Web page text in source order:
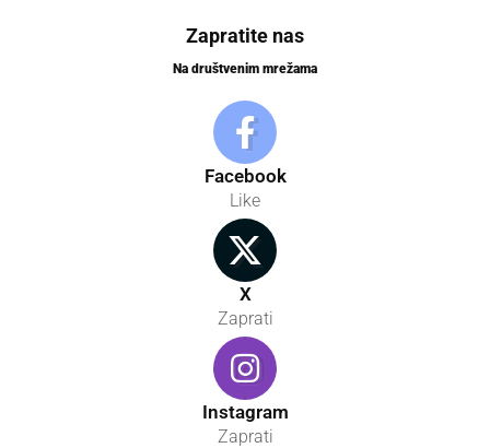
Zapratite nas
Na društvenim mrežama
Facebook
Like
X
Zaprati
Instagram
Zaprati